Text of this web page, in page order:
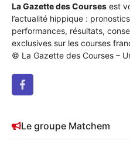
La Gazette des Courses est
l’actualité hippique :
performances, résultats,
exclusives sur les courses
© La Gazette des Courses –
Le groupe Matchem